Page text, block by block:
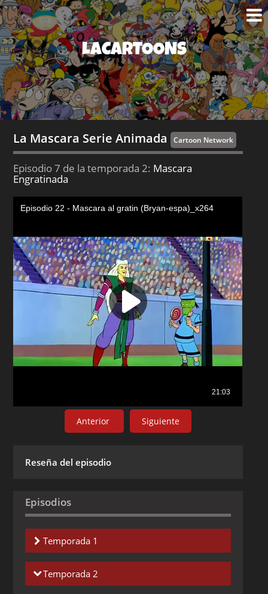
LACARTOONS
La Mascara Serie Animada Cartoon Network
Episodio 7 de la temporada 2: Mascara
Engratinada
Anterior Siguiente
Reseña del episodio
Episodios
Temporada 1
Capitulo 1-
Máscara Parte 1
Temporada 2